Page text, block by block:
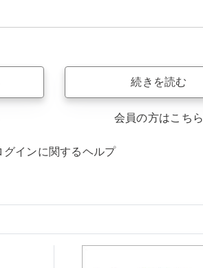
続きを読む
会員の方はこちら
グインに関するヘルプ